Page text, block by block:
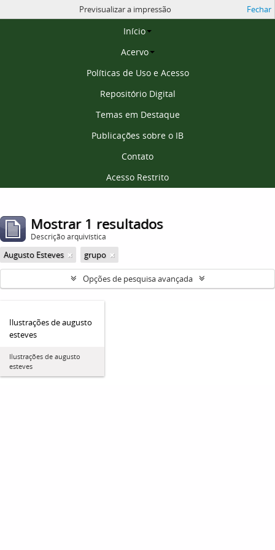
Página inicial
Início
Acervo
Políticas de Uso e Acesso
Repositório Digital
Temas em Destaque
Publicações sobre o IB
Contato
Acesso Restrito
Previsualizar a impressão Fechar
Mostrar 1 resultados
Descrição arquivística
Augusto Esteves grupo
Opções de pesquisa avançada
Ilustrações de augusto
esteves
Ilustrações de augusto
esteves